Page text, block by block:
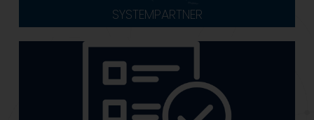
SYSTEMPARTNER